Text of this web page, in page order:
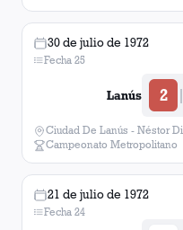
30 de julio de 1972
Fecha 25
Lanús 2 |
Ciudad De Lanús - Néstor
Campeonato Metropolitano
21 de julio de 1972
Fecha 24